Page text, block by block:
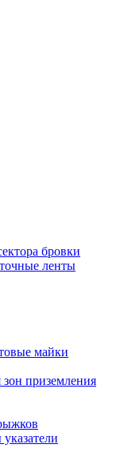
бровки
ленты
майки
приземления